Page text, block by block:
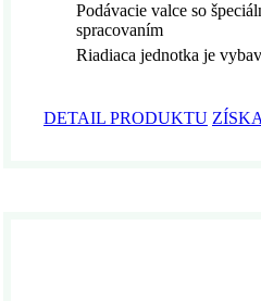
Podávacie valce so
spracovaním
Riadiaca jednotka je
DETAIL PRODUKTU